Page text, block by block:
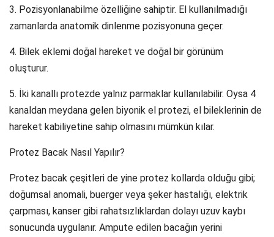
3. Pozisyonlanabilme özelliğine sahiptir. El kullanılmadığı
zamanlarda anatomik dinlenme pozisyonuna geçer.
4. Bilek eklemi doğal hareket ve doğal bir görünüm
oluşturur.
5. İki kanallı protezde yalnız parmaklar kullanılabilir. Oysa 4
kanaldan meydana gelen biyonik el protezi, el bileklerinin de
hareket kabiliyetine sahip olmasını mümkün kılar.
Protez Bacak Nasıl Yapılır?
Protez bacak çeşitleri de yine protez kollarda olduğu gibi;
doğumsal anomali, buerger veya şeker hastalığı, elektrik
çarpması, kanser gibi rahatsızlıklardan dolayı uzuv kaybı
sonucunda uygulanır. Ampute edilen bacağın yerini